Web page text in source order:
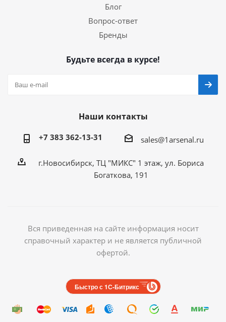
Блог
Вопрос-ответ
Бренды
Будьте всегда в курсе!
Наши контакты
+7 383 362-13-31 sales@1arsenal.ru
г.Новосибирск, ТЦ "МИКС" 1 этаж, ул. Бориса
Богаткова, 191
Вся приведенная на сайте информация носит
справочный характер и не является публичной
офертой.
Быстро с 1С-Битрикс